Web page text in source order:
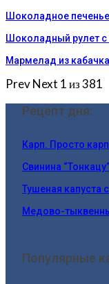
Шоколадное
Шоколадный рулет с
Мармелад из
PrevNext 1 из 381
Рецепт дня:
Карп. Просто карп
Свинина “Тонкацу”
Тушеная капуста
Медово-
Популярные